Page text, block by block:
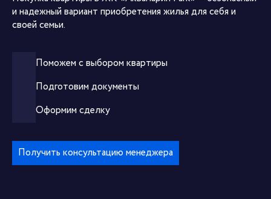
и надежный вариант приобретения жилья для себя и
своей семьи.
Поможем с выбором квартиры
Подготовим документы
Оформим сделку
Получить консультацию менеджера